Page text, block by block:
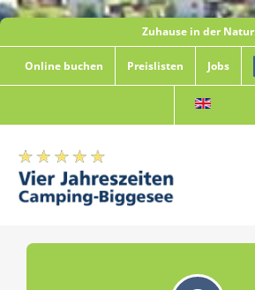
Zum
Inhalt
springen
Zuhause in der Natur
Online buchen Preislisten Jobs